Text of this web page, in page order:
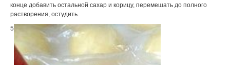
конце добавить остальной сахар и корицу, перемешать до полного
растворения, остудить.
5